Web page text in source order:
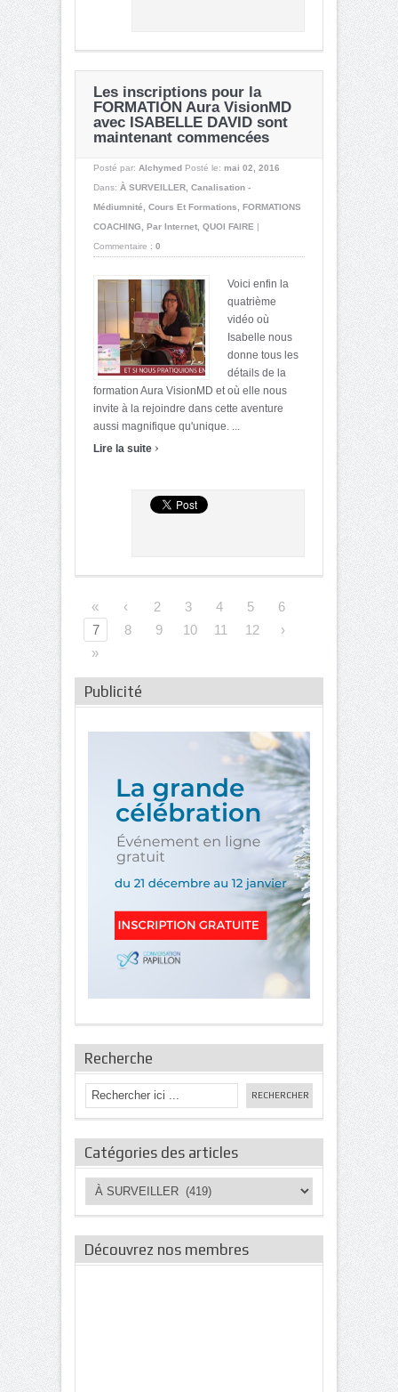
Les inscriptions pour la
FORMATION Aura VisionMD
avec ISABELLE DAVID sont
maintenant commencées
Posté par: Alchymed Posté le: mai 02, 2016
Dans: À SURVEILLER Canalisation -
Médiumnité
Cours Et Formations
FORMATIONS
COACHING
Par Internet QUOI FAIRE |
Commentaire : 0
Voici enfin la
quatrième
vidéo où
Isabelle nous
donne tous les
détails de la
formation Aura VisionMD et où elle nous
invite à la rejoindre dans cette aventure
aussi magnifique qu'unique. ...
Lire la suite ›
« ‹ 2 3 4 5
6
7
8 9 10 11 12
›
»
Publicité
Recherche
Catégories des articles
Catégories
des
Découvrez nos membres